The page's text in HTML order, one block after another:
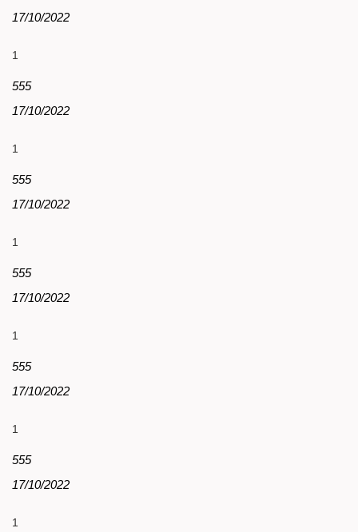
17/10/2022
1
555
17/10/2022
1
555
17/10/2022
1
555
17/10/2022
1
555
17/10/2022
1
555
17/10/2022
1